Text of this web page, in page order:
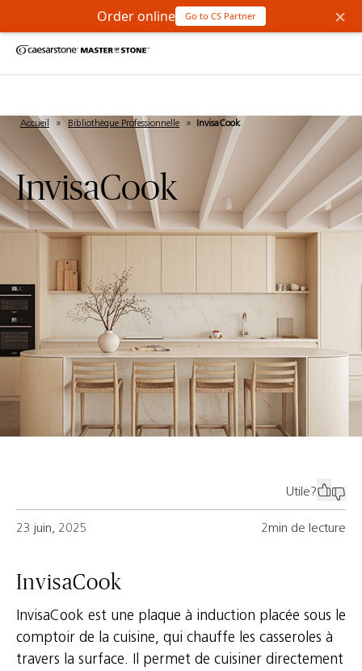
Accueil » Bibliothèque Professionnelle » InvisaCook
InvisaCook
InvisaCook
InvisaCook est une plaque à induction placée sous le
comptoir de la cuisine, qui chauffe les casseroles à
travers la surface. Il permet de cuisiner directement
Utile?
23 juin, 2025 2min de lecture
Order online Go to CS Partner ×